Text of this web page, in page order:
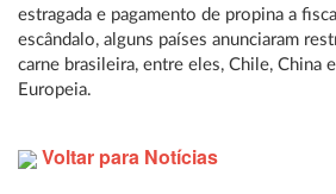
estragada e pagamento de propina a
escândalo, alguns países anunciaram
carne brasileira, entre eles, Chile, China
Europeia.
Voltar para Notícias